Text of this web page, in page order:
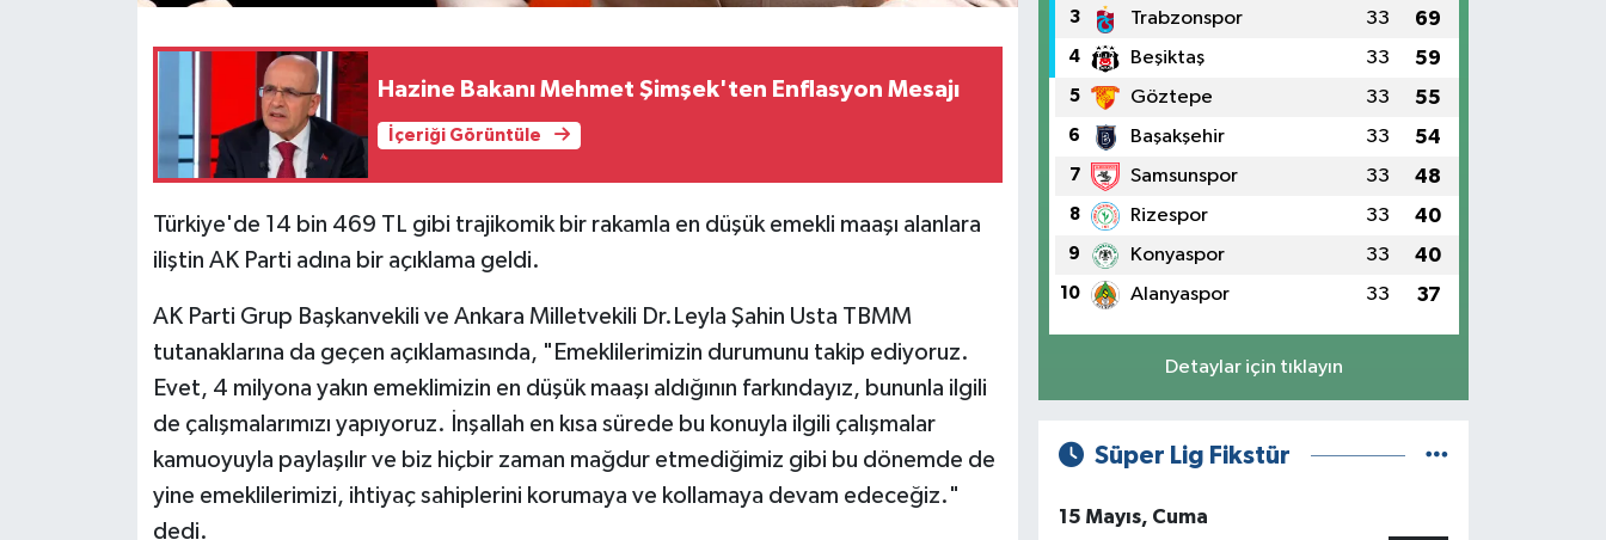
Hazine Bakanı Mehmet Şimşek'ten Enflasyon Mesajı
İçeriği Görüntüle
Türkiye'de 14 bin 469 TL gibi trajikomik bir rakamla en düşük emekli maaşı alanlara
iliştin AK Parti adına bir açıklama geldi.
AK Parti Grup Başkanvekili ve Ankara Milletvekili Dr.Leyla Şahin Usta TBMM
tutanaklarına da geçen açıklamasında, "Emeklilerimizin durumunu takip ediyoruz.
Evet, 4 milyona yakın emeklimizin en düşük maaşı aldığının farkındayız, bununla ilgili
de çalışmalarımızı yapıyoruz. İnşallah en kısa sürede bu konuyla ilgili çalışmalar
kamuoyuyla paylaşılır ve biz hiçbir zaman mağdur etmediğimiz gibi bu dönemde de
yine emeklilerimizi, ihtiyaç sahiplerini korumaya ve kollamaya devam edeceğiz."
dedi.
3 Trabzonspor 33 69
4 Beşiktaş 33 59
5 Göztepe 33 55
6 Başakşehir 33 54
7 Samsunspor 33 48
8 Rizespor 33 40
9 Konyaspor 33 40
10 Alanyaspor 33 37
Detaylar için tıklayın
Süper Lig Fikstür
15 Mayıs, Cuma